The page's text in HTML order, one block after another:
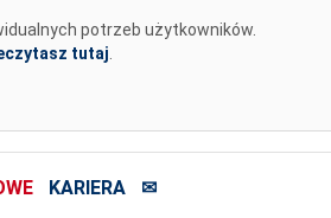
potrzeb użytkowników.
tutaj
KARIERA ✉